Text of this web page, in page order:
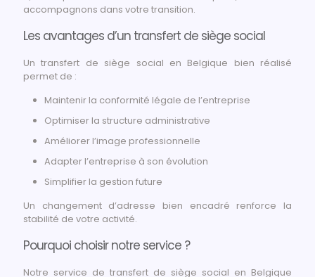
accompagnons dans votre transition.
Les avantages d’un transfert de siège social
Un transfert de siège social en Belgique bien réalisé
permet de :
Maintenir la conformité légale de l’entreprise
Optimiser la structure administrative
Améliorer l’image professionnelle
Adapter l’entreprise à son évolution
Simplifier la gestion future
Un changement d’adresse bien encadré renforce la
stabilité de votre activité.
Pourquoi choisir notre service ?
Notre service de transfert de siège social en Belgique